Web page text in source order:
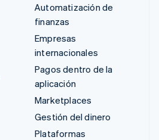
Automatización de
finanzas
Empresas
internacionales
Pagos dentro de la
aplicación
Marketplaces
Gestión del dinero
Plataformas